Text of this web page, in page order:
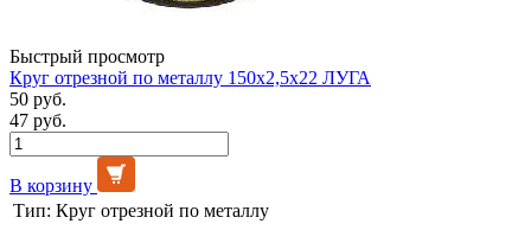
Быстрый просмотр
Круг отрезной по металлу 150х2,5х22 ЛУГА
50 руб.
47 руб.
В корзину
Тип: Круг отрезной по металлу